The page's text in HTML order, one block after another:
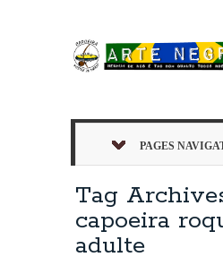
PAGES
Tag
capoeira
adulte